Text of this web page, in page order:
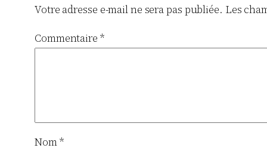
Votre adresse e-mail ne sera pas publiée. Les
Commentaire *
Nom*